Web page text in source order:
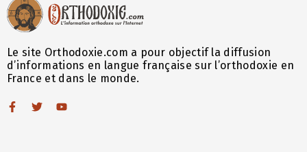
Le site Orthodoxie.com a pour objectif la diffusion
d’informations en langue française sur l’orthodoxie en
France et dans le monde.